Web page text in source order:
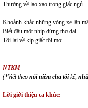
Thường về lao xao trong giấc ngủ
Khoảnh khắc những vòng xe lăn
Biết đâu một nhịp dừng thơ dại
Tôi lại về kịp giấc tôi mơ…
NTKM
(*Viết theo nỗi niềm cha tôikể,
Lời giới thiệu ca khúc: